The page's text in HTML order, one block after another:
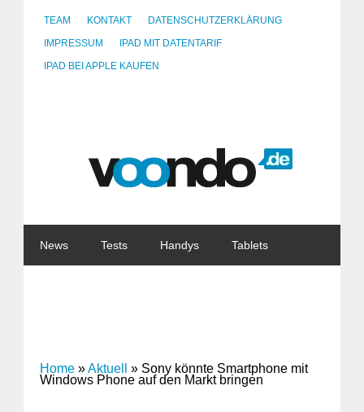
TEAM KONTAKT
DATENSCHUTZERKLÄRUNG
IMPRESSUM
IPAD MIT DATENTARIF
IPAD BEI APPLE KAUFEN
News Tests Handys Tablets
Home »Aktuell » Sony könnte Smartphone mit
Windows Phone auf den Markt bringen